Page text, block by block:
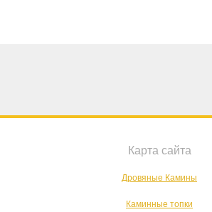
Карта сайта
Дровяные Камины
Каминные топки